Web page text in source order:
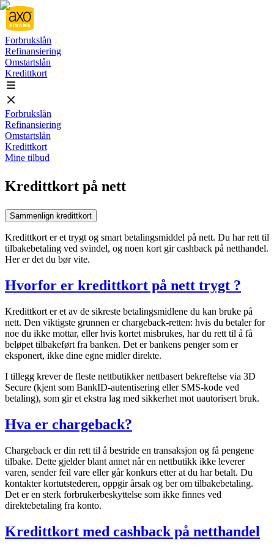
Forbrukslån
Refinansiering
Omstartslån
Kredittkort
Forbrukslån
Refinansiering
Omstartslån
Kredittkort
Mine tilbud
Kredittkort på nett
Sammenlign kredittkort
Kredittkort er et trygt og smart betalingsmiddel på nett. Du har rett til
tilbakebetaling ved svindel, og noen kort gir cashback på netthandel.
Her er det du bør vite.
Hvorfor er kredittkort på nett trygt ?
Kredittkort er et av de sikreste betalingsmidlene du kan bruke på
nett. Den viktigste grunnen er chargeback-retten: hvis du betaler for
noe du ikke mottar, eller hvis kortet misbrukes, har du rett til å få
beløpet tilbakeført fra banken. Det er bankens penger som er
eksponert, ikke dine egne midler direkte.
I tillegg krever de fleste nettbutikker nettbasert bekreftelse via 3D
Secure (kjent som BankID-autentisering eller SMS-kode ved
betaling), som gir et ekstra lag med sikkerhet mot uautorisert bruk.
Hva er chargeback?
Chargeback er din rett til å bestride en transaksjon og få pengene
tilbake. Dette gjelder blant annet når en nettbutikk ikke leverer
varen, sender feil vare eller går konkurs etter at du har betalt. Du
kontakter kortutstederen, oppgir årsak og ber om tilbakebetaling.
Det er en sterk forbrukerbeskyttelse som ikke finnes ved
direktebetaling fra konto.
Kredittkort med cashback på netthandel